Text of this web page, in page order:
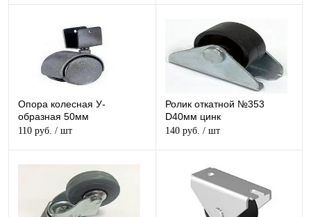
Опора колесная У-
образная 50мм
110 руб. / шт
Ролик откатной №353
D40мм цинк
140 руб. / шт